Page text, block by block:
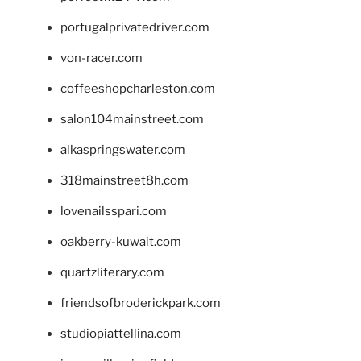
portugalprivatedriver.com
von-racer.com
coffeeshopcharleston.com
salon104mainstreet.com
alkaspringswater.com
318mainstreet8h.com
lovenailsspari.com
oakberry-kuwait.com
quartzliterary.com
friendsofbroderickpark.com
studiopiattellina.com